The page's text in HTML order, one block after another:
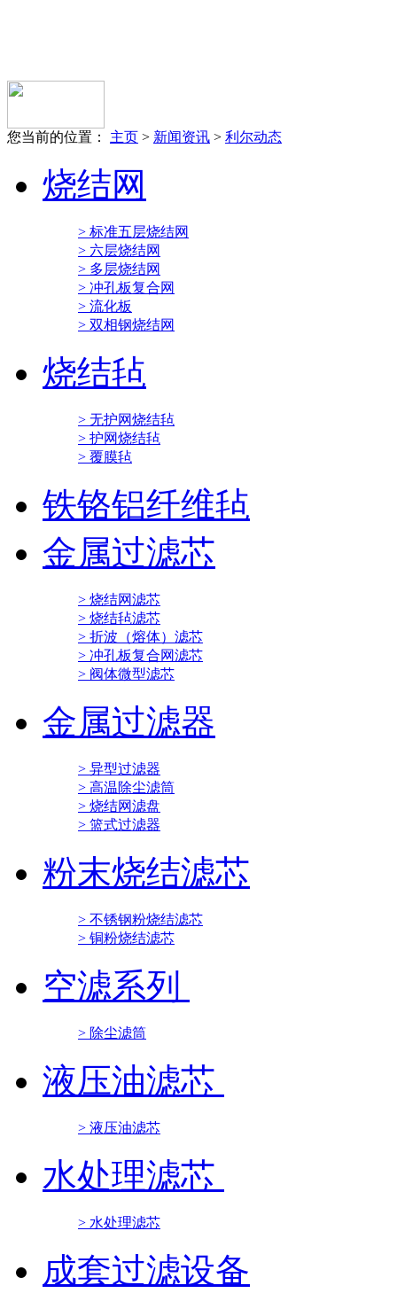
您当前的位置： 主页 > 新闻资讯 > 利尔动态
烧结网
> 标准五层烧结网
> 六层烧结网
> 多层烧结网
> 冲孔板复合网
> 流化板
> 双相钢烧结网
烧结毡
> 无护网烧结毡
> 护网烧结毡
> 覆膜毡
铁铬铝纤维毡
金属过滤芯
> 烧结网滤芯
> 烧结毡滤芯
> 折波（熔体）滤芯
> 冲孔板复合网滤芯
> 阀体微型滤芯
金属过滤器
> 异型过滤器
> 高温除尘滤筒
> 烧结网滤盘
> 篮式过滤器
粉末烧结滤芯
> 不锈钢粉烧结滤芯
> 铜粉烧结滤芯
空滤系列
> 除尘滤筒
液压油滤芯
> 液压油滤芯
水处理滤芯
> 水处理滤芯
成套过滤设备